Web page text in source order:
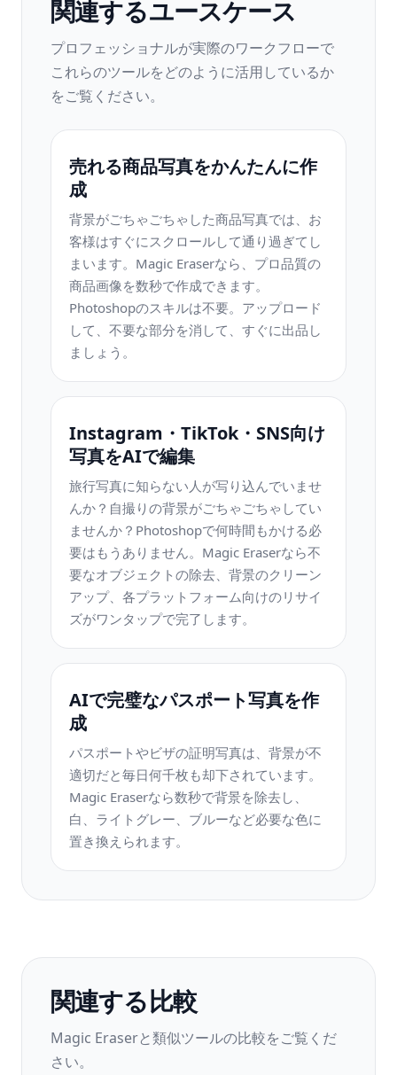
関連するユースケース
プロフェッショナルが実際のワークフローで
これらのツールをどのように活用しているか
をご覧ください。
売れる商品写真をかんたんに作
成
背景がごちゃごちゃした商品写真では、お
客様はすぐにスクロールして通り過ぎてし
まいます。Magic Eraserなら、プロ品質の
商品画像を数秒で作成できます。
Photoshopのスキルは不要。アップロード
して、不要な部分を消して、すぐに出品し
ましょう。
Instagram・TikTok・SNS向け
写真をAIで編集
旅行写真に知らない人が写り込んでいませ
んか？自撮りの背景がごちゃごちゃしてい
ませんか？Photoshopで何時間もかける必
要はもうありません。Magic Eraserなら不
要なオブジェクトの除去、背景のクリーン
アップ、各プラットフォーム向けのリサイ
ズがワンタップで完了します。
AIで完璧なパスポート写真を作
成
パスポートやビザの証明写真は、背景が不
適切だと毎日何千枚も却下されています。
Magic Eraserなら数秒で背景を除去し、
白、ライトグレー、ブルーなど必要な色に
置き換えられます。
関連する比較
Magic Eraserと類似ツールの比較をご覧くだ
さい。